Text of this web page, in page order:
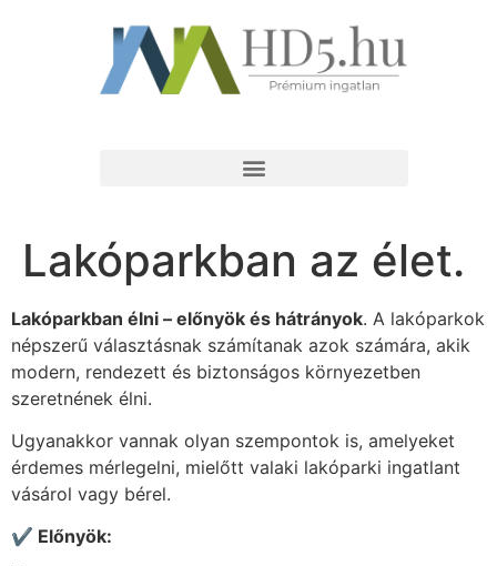
Lakóparkban az élet.
Lakóparkban élni – előnyök és hátrányok. A lakóparkok
népszerű választásnak számítanak azok számára, akik
modern, rendezett és biztonságos környezetben
szeretnének élni.
Ugyanakkor vannak olyan szempontok is, amelyeket
érdemes mérlegelni, mielőtt valaki lakóparki ingatlant
vásárol vagy bérel.
✔ Előnyök: